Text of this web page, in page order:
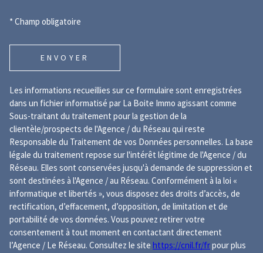
* Champ obligatoire
ENVOYER
Les informations recueillies sur ce formulaire sont enregistrées
dans un fichier informatisé par La Boite Immo agissant comme
Sous-traitant du traitement pour la gestion de la
clientèle/prospects de l'Agence / du Réseau qui reste
Responsable du Traitement de vos Données personnelles. La base
légale du traitement repose sur l'intérêt légitime de l'Agence / du
Réseau. Elles sont conservées jusqu'à demande de suppression et
sont destinées à l'Agence / au Réseau. Conformément à la loi «
informatique et libertés », vous disposez des droits d’accès, de
rectification, d’effacement, d’opposition, de limitation et de
portabilité de vos données. Vous pouvez retirer votre
consentement à tout moment en contactant directement
l’Agence / Le Réseau. Consultez le site https://cnil.fr/frpour plus